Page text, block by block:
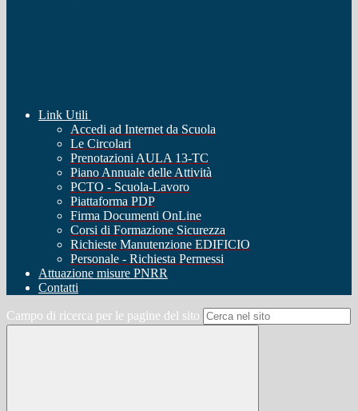
Link Utili
Accedi ad Internet da Scuola
Le Circolari
Prenotazioni AULA 13-TC
Piano Annuale delle Attività
PCTO - Scuola-Lavoro
Piattaforma PDP
Firma Documenti OnLine
Corsi di Formazione Sicurezza
Richieste Manutenzione EDIFICIO
Personale - Richiesta Permessi
Attuazione misure PNRR
Contatti
Campo di ricerca per le pagine del sito